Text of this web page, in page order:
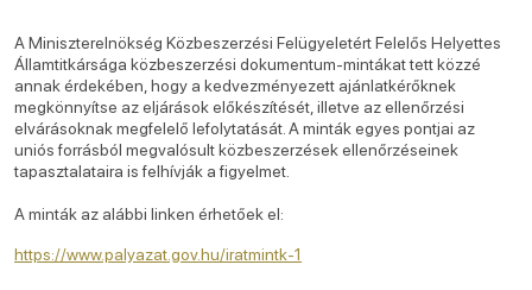
A Miniszterelnökség Közbeszerzési Felügyeletért Felelős Helyettes
Államtitkársága közbeszerzési dokumentum-mintákat tett közzé
annak érdekében, hogy a kedvezményezett ajánlatkérőknek
megkönnyítse az eljárások előkészítését, illetve az ellenőrzési
elvárásoknak megfelelő lefolytatását. A minták egyes pontjai az
uniós forrásból megvalósult közbeszerzések ellenőrzéseinek
tapasztalataira is felhívják a figyelmet.
A minták az alábbi linken érhetőek el:
https://www.palyazat.gov.hu/iratmintk-1